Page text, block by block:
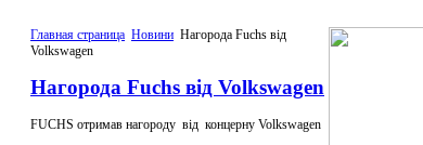
Главная страница Новини Нагорода Fuchs від
Volkswagen
Нагорода Fuchs від Volkswagen
FUCHS отримав нагороду від концерну Volkswagen